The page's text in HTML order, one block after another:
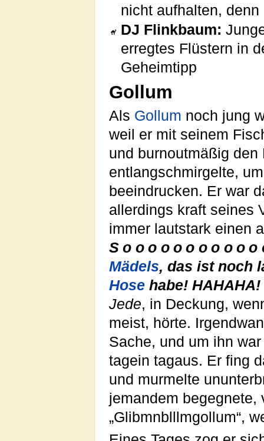
nicht aufhalten,
DJ Flinkbaum:
erregtes Flüstern in
Geheimtipp
Gollum
Als Gollum noch jung
weil er mit seinem
und burnoutmäßig den
entlangschmirgelte,
beeindrucken. Er war
allerdings kraft seines
immer lautstark einen
Mädels, das ist noch
Hose habe! HAHAHA!
Jede, in Deckung,
meist, hörte.
Sache, und um ihn
tagein tagaus. Er fing
und murmelte
jemandem
„Glibmnblllmgollum“,